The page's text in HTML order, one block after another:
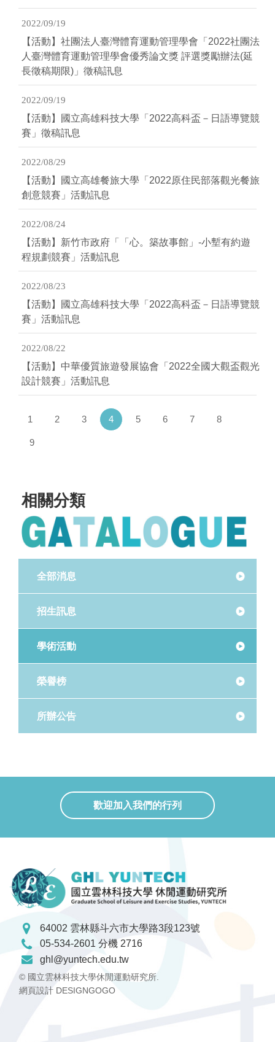
2022/09/19
【活動】社團法人臺灣體育運動管理學會「2022社團法
人臺灣體育運動管理學會優秀論文獎 評選獎勵辦法(延
長徵稿期限)」徵稿訊息
2022/09/19
【活動】國立高雄科技大學「2022高科盃－日語導覽競
賽」徵稿訊息
2022/08/29
【活動】國立高雄餐旅大學「2022原住民部落觀光餐旅
創意競賽」活動訊息
2022/08/24
【活動】新竹市政府「「心。築故事館」-小塹有約遊
程規劃競賽」活動訊息
2022/08/23
【活動】國立高雄科技大學「2022高科盃－日語導覽競
賽」活動訊息
2022/08/22
【活動】中華優質旅遊發展協會「2022全國大觀盃觀光
設計競賽」活動訊息
1 2 3 4(current)
5 6 7 8
9
相關分類
全部消息
招生訊息
學術活動
榮譽榜
所辦公告
歡迎加入我們的行列
64002 雲林縣斗六市大學路3段123號
05-534-2601 分機 2716
ghl@yuntech.edu.tw
© 國立雲林科技大學休閒運動研究所.
網頁設計 DESIGNGOGO